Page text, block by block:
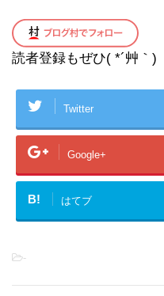
読者登録もぜひ( *´艸｀)
Twitter
Google+
B! はてブ
-